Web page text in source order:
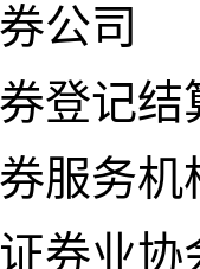
公司
登记结
服务机
券业协